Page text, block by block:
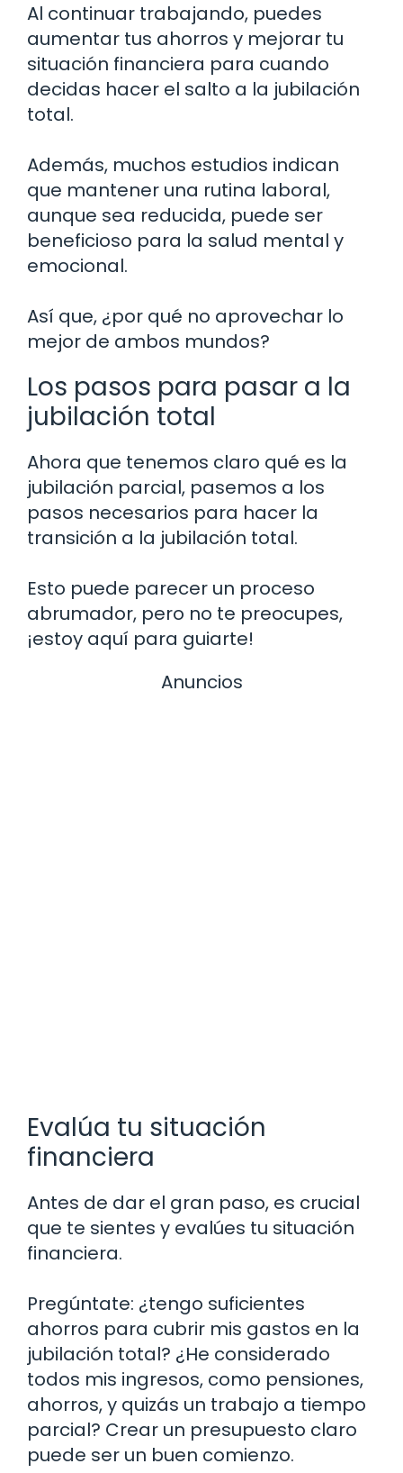
Al continuar trabajando, puedes
aumentar tus ahorros y mejorar tu
situación financiera para cuando
decidas hacer el salto a la jubilación
total.
Además, muchos estudios indican
que mantener una rutina laboral,
aunque sea reducida, puede ser
beneficioso para la salud mental y
emocional.
Así que, ¿por qué no aprovechar lo
mejor de ambos mundos?
Los pasos para pasar a la
jubilación total
Ahora que tenemos claro qué es la
jubilación parcial, pasemos a los
pasos necesarios para hacer la
transición a la jubilación total.
Esto puede parecer un proceso
abrumador, pero no te preocupes,
¡estoy aquí para guiarte!
Anuncios
Evalúa tu situación
financiera
Antes de dar el gran paso, es crucial
que te sientes y evalúes tu situación
financiera.
Pregúntate: ¿tengo suficientes
ahorros para cubrir mis gastos en la
jubilación total? ¿He considerado
todos mis ingresos, como pensiones,
ahorros, y quizás un trabajo a tiempo
parcial? Crear un presupuesto claro
puede ser un buen comienzo.